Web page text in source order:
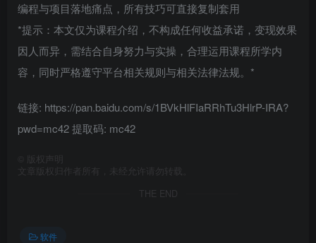
编程与项目落地痛点，所有技巧可直接复制套用
*提示：本文仅为课程介绍，不构成任何收益承诺，变现效果
因人而异，需结合自身努力与实操，合理运用课程所学内
容，同时严格遵守平台相关规则与相关法律法规。*
链接: https://pan.baidu.com/s/1BVkHlFIaRRhTu3HlrP-IRA?
pwd=mc42 提取码: mc42
版权声明
文章版权归作者所有，未经允许请勿转载。
THE END
软件